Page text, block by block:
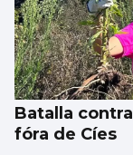
Batalla
fóra de Cíes